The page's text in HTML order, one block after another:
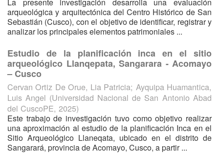
arqueológica y arquitectónica del Centro Histórico de San
Sebastián (Cusco), con el objetivo de identificar, registrar y
analizar los principales elementos patrimoniales ...
Estudio de la planificación inca en el sitio
arqueológico Llanqepata, Sangarara - Acomayo
– Cusco
Cervan Ortiz De Orue, Lia Patricia; Ayquipa Huamantica,
Luis Angel (Universidad Nacional de San Antonio Abad
del CuscoPE, 2025)
Este trabajo de investigación tuvo como objetivo realizar
una aproximación al estudio de la planificación Inca en el
Sitio Arqueológico Llaneqata, ubicado en el distrito de
Sangarará, provincia de Acomayo, Cusco, a partir ...